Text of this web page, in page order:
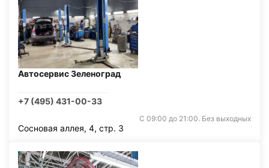
Автосервис Зеленоград
+7 (495) 431-00-33
С 09:00 до 21:00. Без выходных
Сосновая аллея, 4, стр. 3